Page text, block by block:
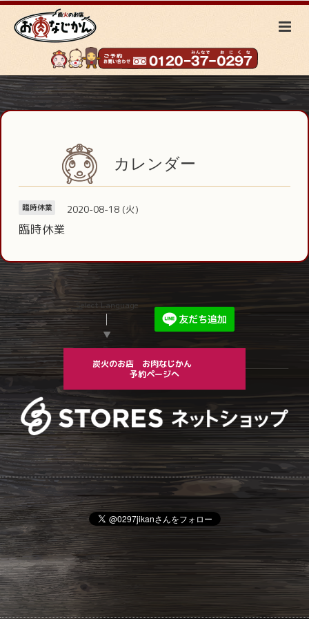
カレンダー
臨時休業 2020-08-18 (火)
臨時休業
Select Language
▼
炭火のお店 お肉なじかん
予約ページへ